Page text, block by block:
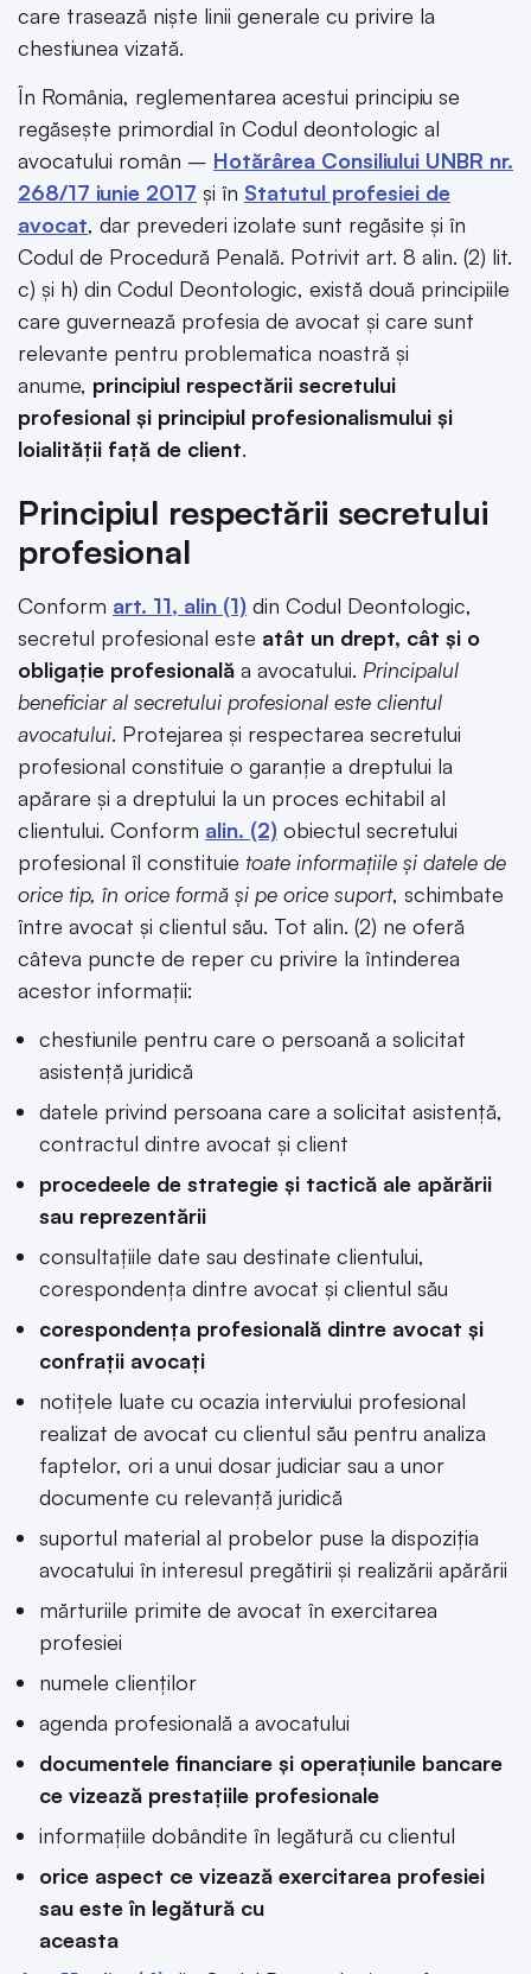
care trasează niște linii generale cu privire la
chestiunea vizată.
În România, reglementarea acestui principiu se
regăsește primordial în Codul deontologic al
avocatului român – Hotărârea Consiliului UNBR nr.
268/17 iunie 2017 și în Statutul profesiei de
avocat, dar prevederi izolate sunt regăsite și în
Codul de Procedură Penală. Potrivit art. 8 alin. (2) lit.
c) și h) din Codul Deontologic, există două principiile
care guvernează profesia de avocat și care sunt
relevante pentru problematica noastră și
anume, principiul respectării secretului
profesional și principiul profesionalismului și
loialității față de client.
Principiul respectării secretului
profesional
Conform art. 11, alin (1) din Codul Deontologic,
secretul profesional este atât un drept, cât și o
obligație profesională a avocatului. Principalul
beneficiar al secretului profesional este clientul
avocatului. Protejarea și respectarea secretului
profesional constituie o garanție a dreptului la
apărare și a dreptului la un proces echitabil al
clientului. Conform alin. (2) obiectul secretului
profesional îl constituie toate informațiile și datele de
orice tip, în orice formă și pe orice suport, schimbate
între avocat și clientul său. Tot alin. (2) ne oferă
câteva puncte de reper cu privire la întinderea
acestor informații:
chestiunile pentru care o persoană a solicitat
asistență juridică
datele privind persoana care a solicitat asistență,
contractul dintre avocat și client
procedeele de strategie și tactică ale apărării
sau reprezentării
consultațiile date sau destinate clientului,
corespondența dintre avocat și clientul său
corespondența profesională dintre avocat și
confrații avocați
notițele luate cu ocazia interviului profesional
realizat de avocat cu clientul său pentru analiza
faptelor, ori a unui dosar judiciar sau a unor
documente cu relevanță juridică
suportul material al probelor puse la dispoziția
avocatului în interesul pregătirii și realizării apărării
mărturiile primite de avocat în exercitarea
profesiei
numele clienților
agenda profesională a avocatului
documentele financiare și operațiunile bancare
ce vizează prestațiile profesionale
informațiile dobândite în legătură cu clientul
orice aspect ce vizează exercitarea profesiei
sau este în legătură cu
aceasta